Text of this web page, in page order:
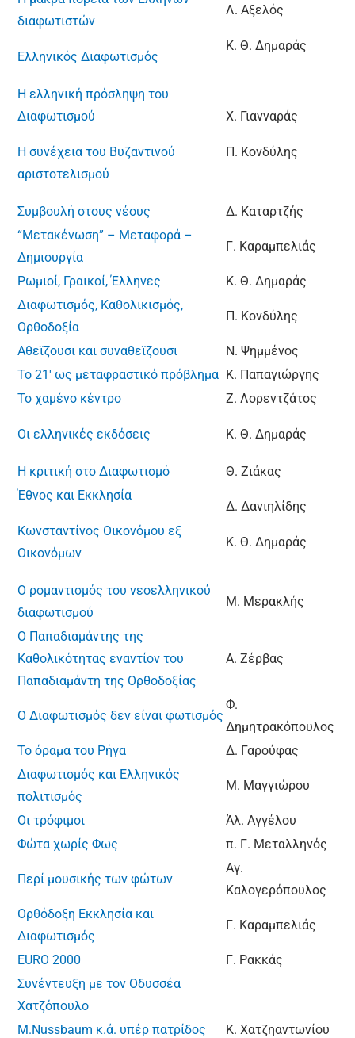
διαφωτιστών
Ελληνικός Διαφωτισμός
Λ. Αξελός
Κ. Θ. Δημαράς
Η ελληνική πρόσληψη του
Διαφωτισμού
Η συνέχεια του Βυζαντινού
αριστοτελισμού
Χ. Γιανναράς
Π. Κονδύλης
Συμβουλή στους νέους
Δ. Καταρτζής
“Μετακένωση” – Mεταφορά –
Δημιουργία
Γ. Καραμπελιάς
Ρωμιοί, Γραικοί, Έλληνες
Κ. Θ. Δημαράς
Διαφωτισμός, Καθολικισμός,
Ορθοδοξία
Π. Κονδύλης
Αθεϊζουσι και συναθεϊζουσι
Ν. Ψημμένος
Το 21′ ως μεταφραστικό πρόβλημα Κ. Παπαγιώργης
Το χαμένο κέντρο
Οι ελληνικές εκδόσεις
Ζ. Λορεντζάτος
Κ. Θ. Δημαράς
Η κριτική στο Διαφωτισμό
Θ. Ζιάκας
Έθνος και Εκκλησία
Κωνσταντίνος Οικονόμου εξ
Οικονόμων
Δ. Δανιηλίδης
Κ. Θ. Δημαράς
Ο ρομαντισμός του νεοελληνικού
διαφωτισμού
Μ. Μερακλής
Ο Παπαδιαμάντης της
Καθολικότητας εναντίον του
Παπαδιαμάντη της Ορθοδοξίας
Α. Ζέρβας
Ο Διαφωτισμός δεν είναι φωτισμός
Φ.
Δημητρακόπουλος
Το όραμα του Ρήγα
Δ. Γαρούφας
Διαφωτισμός και Ελληνικός
πολιτισμός
Μ. Μαγγιώρου
Οι τρόφιμοι
Άλ. Αγγέλου
Φώτα χωρίς Φως
π. Γ. Μεταλληνός
Περί μουσικής των φώτων
Αγ.
Καλογερόπουλος
Ορθόδοξη Εκκλησία και
Διαφωτισμός
Γ. Καραμπελιάς
EURO 2000
Γ. Ρακκάς
Συνέντευξη με τον Οδυσσέα
Χατζόπουλο
M.Nussbaum κ.ά. υπέρ πατρίδος
Κ. Χατζηαντωνίου